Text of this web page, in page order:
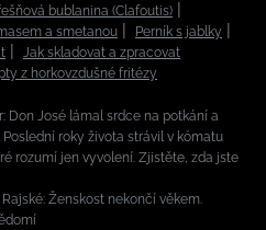
bublanina (Clafoutis)
a smetanou
Perník s jablky
Jak skladovat a zpracovat
z horkovzdušné fritézy
Don José lámal srdce na potkání a
roky života strávil v kómatu
rozumí jen vyvolení. Zjistěte, zda jste
Ženskost nekončí věkem.